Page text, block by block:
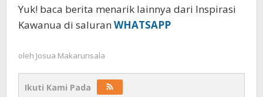
Yuk! baca berita menarik lainnya dari Inspirasi
Kawanua di saluran WHATSAPP
oleh Josua Makarunsala
Ikuti Kami Pada